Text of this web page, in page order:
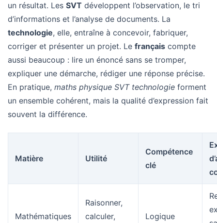
un résultat. Les SVT développent l’observation, le tri
d’informations et l’analyse de documents. La
technologie, elle, entraîne à concevoir, fabriquer,
corriger et présenter un projet. Le français compte
aussi beaucoup : lire un énoncé sans se tromper,
expliquer une démarche, rédiger une réponse précise.
En pratique, maths physique SVT technologie forment
un ensemble cohérent, mais la qualité d’expression fait
souvent la différence.
Matière Utilité
Compétence
clé
Mathématiques
Raisonner,
calculer,
Logique